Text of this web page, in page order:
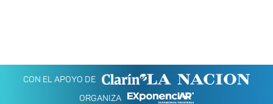
CON EL APOYO DE
ORGANIZA